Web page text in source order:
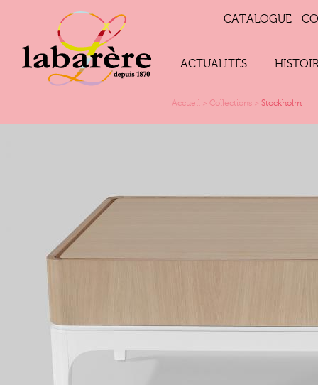
CATALOGUE
ACTUALITÉS
Accueil > Collections > Stockholm